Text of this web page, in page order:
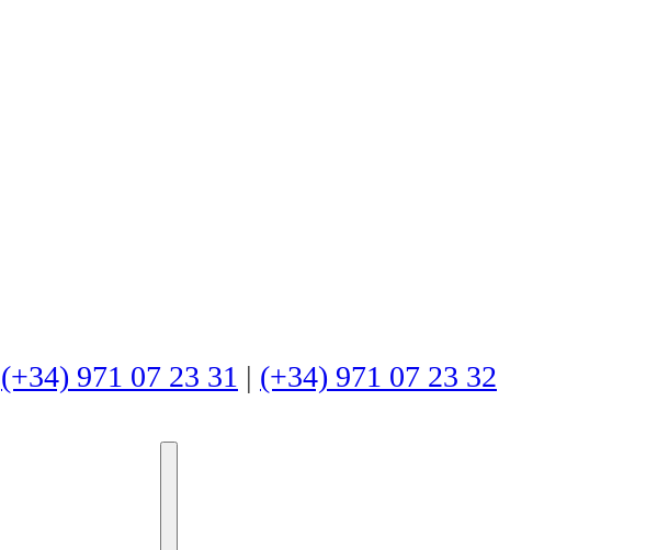
(+34) 971 07 23 31 | (+34) 971 07 23 32